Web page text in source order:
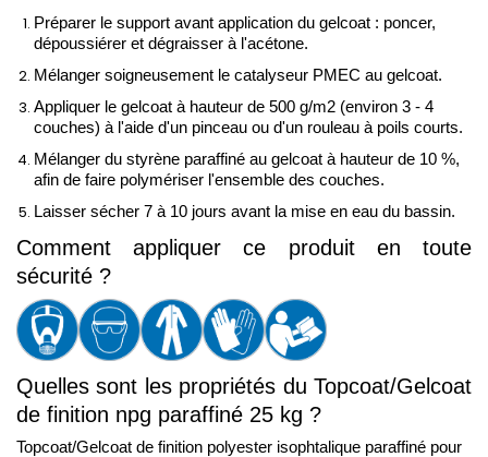
Préparer le support avant application du gelcoat : poncer,
dépoussiérer et dégraisser à l'acétone.
Mélanger soigneusement le catalyseur PMEC au gelcoat.
Appliquer le gelcoat à hauteur de 500 g/m2 (environ 3 - 4
couches) à l'aide d'un pinceau ou d'un rouleau à poils courts.
Mélanger du styrène paraffiné au gelcoat à hauteur de 10 %,
afin de faire polymériser l'ensemble des couches.
Laisser sécher 7 à 10 jours avant la mise en eau du bassin.
Comment appliquer ce produit en toute
sécurité ?
Quelles sont les propriétés du Topcoat/Gelcoat
de finition npg paraffiné 25 kg ?
Topcoat/Gelcoat de finition polyester isophtalique paraffiné pour